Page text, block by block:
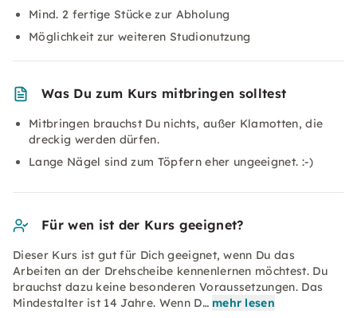
Mind. 2 fertige Stücke zur Abholung
Möglichkeit zur weiteren Studionutzung
Was Du zum Kurs mitbringen solltest
Mitbringen brauchst Du nichts, außer Klamotten, die
dreckig werden dürfen.
Lange Nägel sind zum Töpfern eher ungeeignet. :-)
Für wen ist der Kurs geeignet?
Dieser Kurs ist gut für Dich geeignet, wenn Du das
Arbeiten an der Drehscheibe kennenlernen möchtest. Du
brauchst dazu keine besonderen Voraussetzungen. Das
Mindestalter ist 14 Jahre. Wenn D… mehr lesen